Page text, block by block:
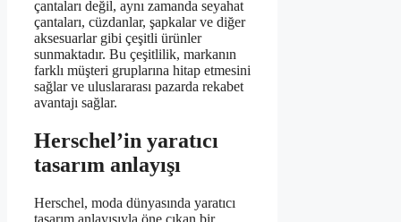
çantaları değil, aynı zamanda seyahat
çantaları, cüzdanlar, şapkalar ve diğer
aksesuarlar gibi çeşitli ürünler
sunmaktadır. Bu çeşitlilik, markanın
farklı müşteri gruplarına hitap etmesini
sağlar ve uluslararası pazarda rekabet
avantajı sağlar.
Herschel’in yaratıcı
tasarım anlayışı
Herschel, moda dünyasında yaratıcı
tasarım anlayışıyla öne çıkan bir